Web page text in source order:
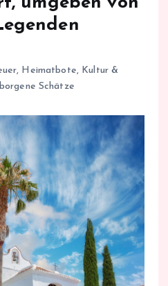
, Heimatbote, Kultur &
Schätze